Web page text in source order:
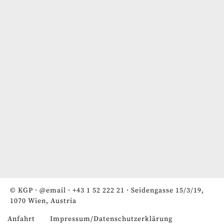
© KGP · @email · +43 1 52 222 21 · Seidengasse 15/3/19,
1070 Wien, Austria
Anfahrt Impressum/Datenschutzerklärung